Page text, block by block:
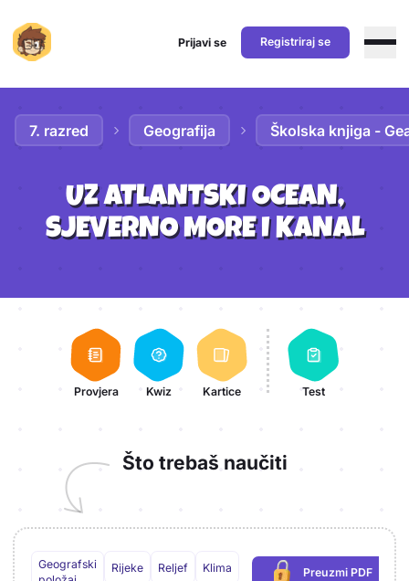
Prijavi se Registriraj se
7. razred Geografija Školska knjiga -
UZ ATLANTSKI OCEAN,
SJEVERNO MORE I KANAL
Aktivnosti lekcije
Provjera Kwiz Kartice Test
Što trebaš naučiti
Geografski
Rijeke Reljef Klima Preuzmi PDF